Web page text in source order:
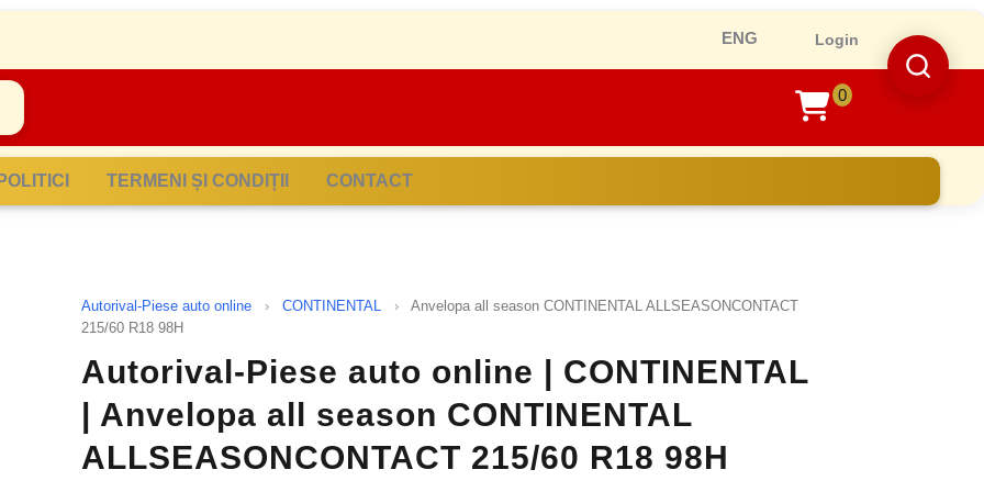
Login
shopping
cart
0
POLITICI TERMENI ȘI CONDIȚII CONTACT
Autorival-Piese auto online › CONTINENTAL ›
Anvelopa all season CONTINENTAL ALLSEASONCONTACT
215/60 R18 98H
Autorival-Piese auto online | CONTINENTAL
| Anvelopa all season CONTINENTAL
ALLSEASONCONTACT 215/60 R18 98H